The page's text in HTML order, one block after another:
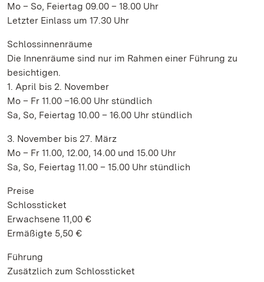
Mo – So, Feiertag 09.00 – 18.00 Uhr
Letzter Einlass um 17.30 Uhr
Schlossinnenräume
Die Innenräume sind nur im Rahmen einer Führung zu
besichtigen.
1. April bis 2. November
Mo – Fr 11.00 –16.00 Uhr stündlich
Sa, So, Feiertag 10.00 – 16.00 Uhr stündlich
3. November bis 27. März
Mo – Fr 11.00, 12.00, 14.00 und 15.00 Uhr
Sa, So, Feiertag 11.00 – 15.00 Uhr stündlich
Preise
Schlossticket
Erwachsene 11,00 €
Ermäßigte 5,50 €
Führung
Zusätzlich zum Schlossticket